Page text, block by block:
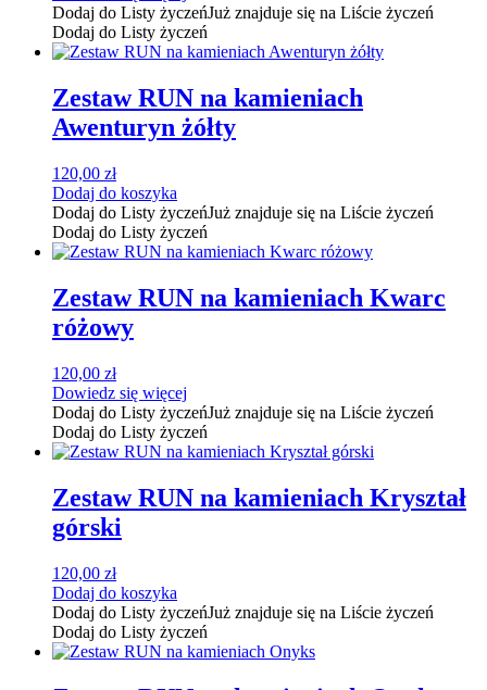
Dodaj do Listy życzeńJuż znajduje się na Liście życzeń
Dodaj do Listy życzeń
Zestaw RUN na kamieniach
Awenturyn żółty
120,00 zł
Dodaj do koszyka
Dodaj do Listy życzeńJuż znajduje się na Liście życzeń
Dodaj do Listy życzeń
Zestaw RUN na kamieniach Kwarc
różowy
120,00 zł
Dowiedz się więcej
Dodaj do Listy życzeńJuż znajduje się na Liście życzeń
Dodaj do Listy życzeń
Zestaw RUN na kamieniach Kryształ
górski
120,00 zł
Dodaj do koszyka
Dodaj do Listy życzeńJuż znajduje się na Liście życzeń
Dodaj do Listy życzeń